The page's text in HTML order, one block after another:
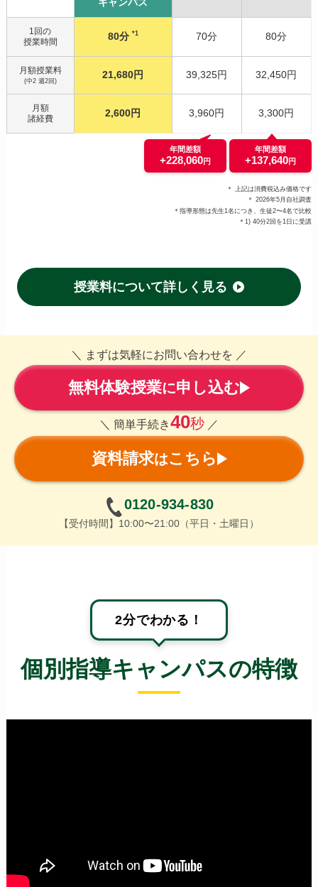
1回の
授業時間
80分 *1 70分 80分
月額授業料
(中2 週2回)
21,680円 39,325円 32,450円
月額
諸経費
2,600円 3,960円 3,300円
年間差額
+228,060円
年間差額
+137,640円
＊ 上記は消費税込み価格です
＊ 2026年5月自社調査
＊指導形態は先生1名につき、生徒2〜4名で比較
＊1) 40分2回を1日に受講
授業料について詳しく見る
＼ まずは気軽にお問い合わせを ／
無料体験授業に申し込む
＼ 簡単手続き40秒 ／
資料請求はこちら
0120-934-830
【受付時間】10:00〜21:00（平日・土曜日）
2分でわかる！
個別指導キャンパスの特徴